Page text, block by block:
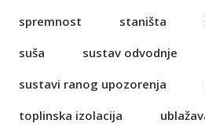
spremnost
staništa
suša
sustav odvodnje
sustavi ranog upozorenja
toplinska izolacija